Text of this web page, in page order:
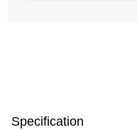
Specification